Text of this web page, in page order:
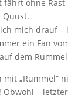
fährt ohne Rast
Quust.
mich drauf –
ein Fan
dem
„Rummel“
Obwohl –